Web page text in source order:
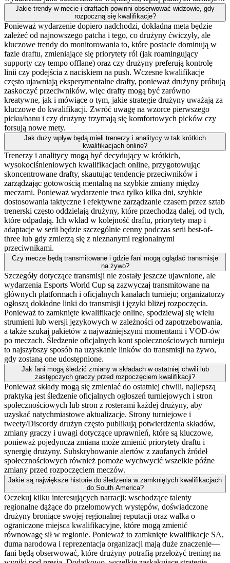
Jakie trendy w mecie i draftach powinni obserwować widzowie, gdy
rozpoczną się kwalifikacje?
Ponieważ wydarzenie dopiero nadchodzi, dokładna meta będzie
zależeć od najnowszego patcha i tego, co drużyny ćwiczyły, ale
kluczowe trendy do monitorowania to, które postacie dominują w
fazie draftu, zmieniające się priorytety ról (jak roamingujący
supporty czy tempo offlane) oraz czy drużyny preferują kontrolę
linii czy podejścia z naciskiem na push. Wczesne kwalifikacje
często ujawniają eksperymentalne drafty, ponieważ drużyny próbują
zaskoczyć przeciwników, więc drafty mogą być zarówno
kreatywne, jak i mówiące o tym, jakie strategie drużyny uważają za
kluczowe do kwalifikacji. Zwróć uwagę na wzorce pierwszego
picku/banu i czy drużyny trzymają się komfortowych picków czy
forsują nowe mety.
Jak duży wpływ będą mieli trenerzy i analitycy w tak krótkich
kwalifikacjach online?
Trenerzy i analitycy mogą być decydujący w krótkich,
wysokociśnieniowych kwalifikacjach online, przygotowując
skoncentrowane drafty, skautując tendencje przeciwników i
zarządzając gotowością mentalną na szybkie zmiany między
meczami. Ponieważ wydarzenie trwa tylko kilka dni, szybkie
dostosowania taktyczne i efektywne zarządzanie czasem przez sztab
trenerski często oddzielają drużyny, które przechodzą dalej, od tych,
które odpadają. Ich wkład w kolejność draftu, priorytety map i
adaptacje w serii będzie szczególnie cenny podczas serii best-of-
three lub gdy zmierzą się z nieznanymi regionalnymi
przeciwnikami.
Czy mecze będą transmitowane i gdzie fani mogą oglądać transmisje
na żywo?
Szczegóły dotyczące transmisji nie zostały jeszcze ujawnione, ale
wydarzenia Esports World Cup są zazwyczaj transmitowane na
głównych platformach i oficjalnych kanałach turnieju; organizatorzy
ogłoszą dokładne linki do transmisji i języki bliżej rozpoczęcia.
Ponieważ to zamknięte kwalifikacje online, spodziewaj się wielu
strumieni lub wersji językowych w zależności od zapotrzebowania,
a także szukaj pakietów z najważniejszymi momentami i VOD-ów
po meczach. Śledzenie oficjalnych kont społecznościowych turnieju
to najszybszy sposób na uzyskanie linków do transmisji na żywo,
gdy zostaną one udostępnione.
Jak fani mogą śledzić zmiany w składach w ostatniej chwili lub
zastępczych graczy przed rozpoczęciem kwalifikacji?
Ponieważ składy mogą się zmieniać do ostatniej chwili, najlepszą
praktyką jest śledzenie oficjalnych ogłoszeń turniejowych i stron
społecznościowych lub stron z rosterami każdej drużyny, aby
uzyskać natychmiastowe aktualizacje. Strony turniejowe i
tweety/Discordy drużyn często publikują potwierdzenia składów,
zmiany graczy i uwagi dotyczące uprawnień, które są kluczowe,
ponieważ pojedyncza zmiana może zmienić priorytety draftu i
synergię drużyny. Subskrybowanie alertów z zaufanych źródeł
społecznościowych również pomoże wychwycić wszelkie późne
zmiany przed rozpoczęciem meczów.
Jakie są największe historie do śledzenia w zamkniętych kwalifikacjach
do South America?
Oczekuj kilku interesujących narracji: wschodzące talenty
regionalne dążące do przełomowych występów, doświadczone
drużyny broniące swojej regionalnej reputacji oraz walka o
ograniczone miejsca kwalifikacyjne, które mogą zmienić
równowagę sił w regionie. Ponieważ to zamknięte kwalifikacje SA,
duma narodowa i reprezentacja organizacji mają duże znaczenie—
fani będą obserwować, które drużyny potrafią przełożyć trening na